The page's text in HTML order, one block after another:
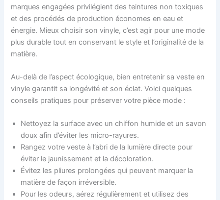
marques engagées privilégient des teintures non toxiques
et des procédés de production économes en eau et
énergie. Mieux choisir son vinyle, c’est agir pour une mode
plus durable tout en conservant le style et l’originalité de la
matière.
Au-delà de l’aspect écologique, bien entretenir sa veste en
vinyle garantit sa longévité et son éclat. Voici quelques
conseils pratiques pour préserver votre pièce mode :
Nettoyez la surface avec un chiffon humide et un savon
doux afin d’éviter les micro-rayures.
Rangez votre veste à l’abri de la lumière directe pour
éviter le jaunissement et la décoloration.
Évitez les pliures prolongées qui peuvent marquer la
matière de façon irréversible.
Pour les odeurs, aérez régulièrement et utilisez des